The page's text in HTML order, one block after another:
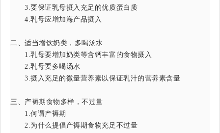
3.要保证乳母摄入充足的优质蛋白质
4.乳母应增加海产品摄入
二、适当增饮奶类，多喝汤水
1.乳母要增加奶类等含钙丰富的食物摄入
2.乳母要多喝汤水
3.摄入充足的微量营养素以保证乳汁的营养素含量
三、产褥期食物多样，不过量
1.何谓产褥期
2.为什么提倡产褥期食物充足不过量